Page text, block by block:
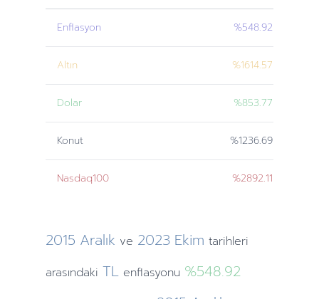
Enflasyon %548.92
Altın %1614.57
Dolar %853.77
Konut %1236.69
Nasdaq100 %2892.11
2015 Aralık ve 2023 Ekim tarihleri
arasındaki TLenflasyonu %548.92